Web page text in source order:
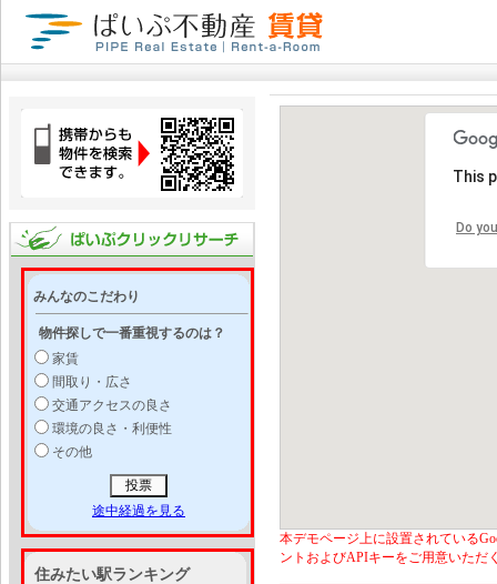
みんなのこだわり
物件探しで一番重視するのは？
家賃
間取り・広さ
交通アクセスの良さ
環境の良さ・利便性
その他
途中経過を見る
住みたい駅ランキング
This
Do
本デモページ上に設置されている
ントおよびAPIキーをご用意いただ